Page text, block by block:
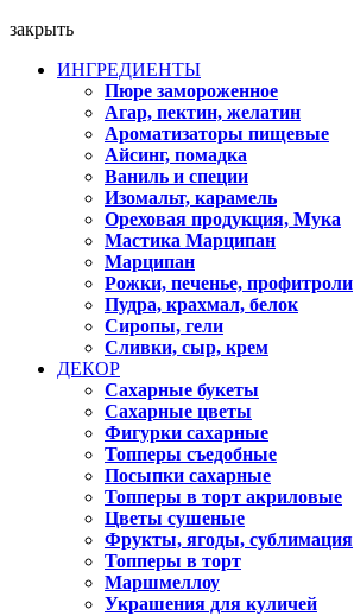
закрыть
ИНГРЕДИЕНТЫ
Пюре замороженное
Агар, пектин, желатин
Ароматизаторы пищевые
Айсинг, помадка
Ваниль и специи
Изомальт, карамель
Ореховая продукция, Мука
Мастика Марципан
Марципан
Рожки, печенье, профитроли
Пудра, крахмал, белок
Сиропы, гели
Сливки, сыр, крем
ДЕКОР
Сахарные букеты
Сахарные цветы
Фигурки сахарные
Топперы съедобные
Посыпки сахарные
Топперы в торт акриловые
Цветы сушеные
Фрукты, ягоды, сублимация
Топперы в торт
Маршмеллоу
Украшения для куличей